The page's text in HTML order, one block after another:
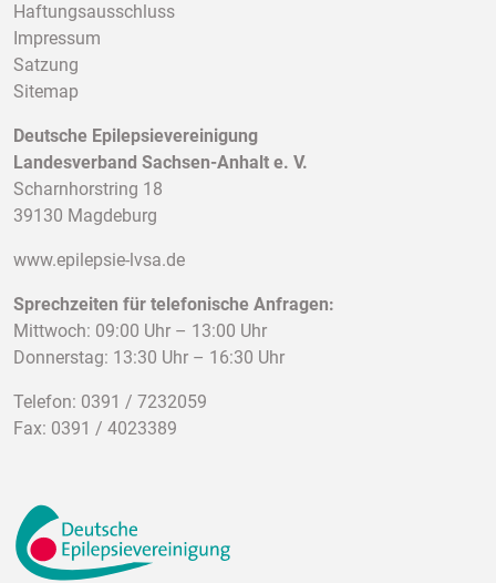
Haftungsausschluss
Impressum
Satzung
Sitemap
Deutsche Epilepsievereinigung
Landesverband Sachsen-Anhalt e. V.
Scharnhorstring 18
39130 Magdeburg
www.epilepsie-lvsa.de
Sprechzeiten für telefonische Anfragen:
Mittwoch: 09:00 Uhr – 13:00 Uhr
Donnerstag: 13:30 Uhr – 16:30 Uhr
Telefon: 0391 / 7232059
Fax: 0391 / 4023389